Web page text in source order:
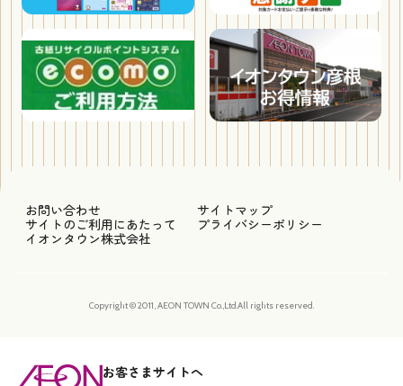
お問い合わせ
サイトマップ
サイトのご利用にあたって
プライバシーポリシー
イオンタウン株式会社
Copyright © 2011, AEON TOWN Co.,Ltd.All rights reserved.
お客さまサイトへ